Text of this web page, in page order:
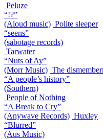
Peluze
“!?”
(Aloud music) Polite sleeper
“seens”
(sabotage records)
Tarwater
“Nuts of Ay”
(Morr Music) The
“A people’s history”
(Southern)
People of Nothing
“A Break to Cry”
(Anywave Records) Huxley
“Blurred”
(Aus Music)